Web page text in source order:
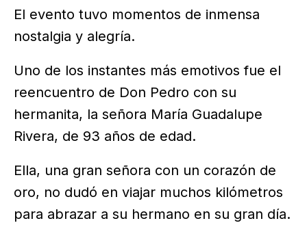
El evento tuvo momentos de inmensa
nostalgia y alegría.
Uno de los instantes más emotivos fue el
reencuentro de Don Pedro con su
hermanita, la señora María Guadalupe
Rivera, de 93 años de edad.
Ella, una gran señora con un corazón de
oro, no dudó en viajar muchos kilómetros
para abrazar a su hermano en su gran día.